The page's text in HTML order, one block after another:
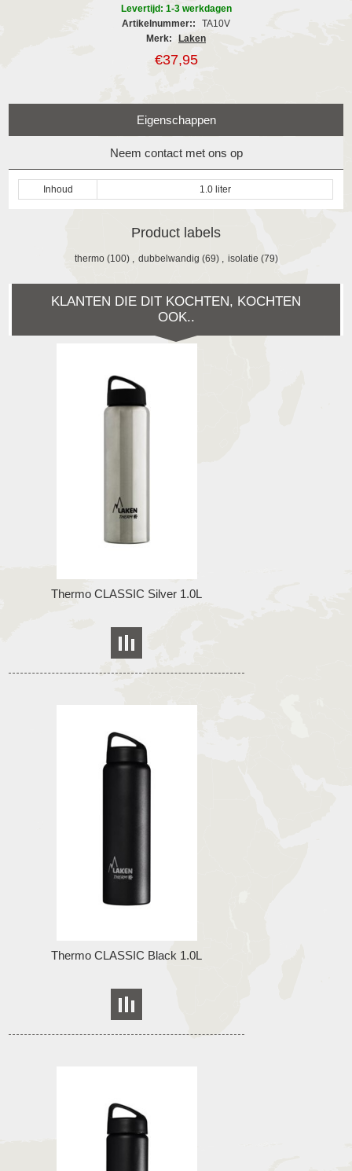
Levertijd: 1-3 werkdagen
Artikelnummer::
TA10V
Merk:
Laken
€37,95
Eigenschappen
Neem contact met ons op
Inhoud 1.0 liter
Product labels
thermo (100) dubbelwandig (69) isolatie (79)
KLANTEN DIE DIT KOCHTEN, KOCHTEN
OOK..
Thermo CLASSIC Silver 1.0L
Thermo CLASSIC Black 1.0L